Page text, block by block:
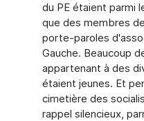
du PE étaient parmi
que des membres
porte-paroles
Gauche. Beaucoup
appartenant à des
étaient jeunes. Et
cimetière des
rappel silencieux,